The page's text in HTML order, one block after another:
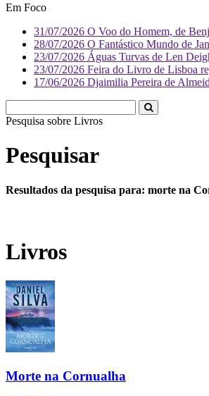
Em Foco
31/07/2026 O Voo do Homem, de
28/07/2026 O Fantástico Mundo de
23/07/2026 Águas Turvas de Len
23/07/2026 Feira do Livro de Lisboa
17/06/2026 Djaimilia Pereira de
Pesquisa sobre Li
Pesquisar
Resultados da pesquisa para: morte na
Livros
Morte na Cornualha